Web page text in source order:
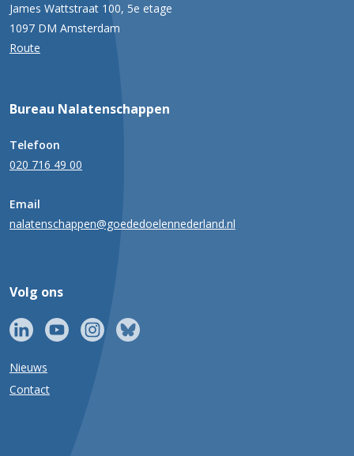
James Wattstraat 100, 5e etage
1097 DM Amsterdam
Route
Bureau Nalatenschappen
Telefoon
020 716 49 00
Email
nalatenschappen@goededoelennederland.nl
Volg ons
Nieuws
Contact